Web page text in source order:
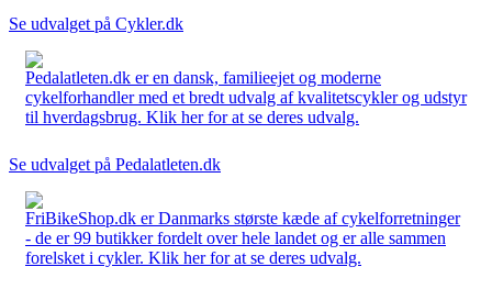
Se udvalget på Cykler.dk
Pedalatleten.dk er en dansk, familieejet og moderne
cykelforhandler med et bredt udvalg af kvalitetscykler og udstyr
til hverdagsbrug. Klik her for at se deres udvalg.
Se udvalget på Pedalatleten.dk
FriBikeShop.dk er Danmarks største kæde af cykelforretninger
- de er 99 butikker fordelt over hele landet og er alle sammen
forelsket i cykler. Klik her for at se deres udvalg.